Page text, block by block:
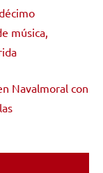
música,
Navalmoral con